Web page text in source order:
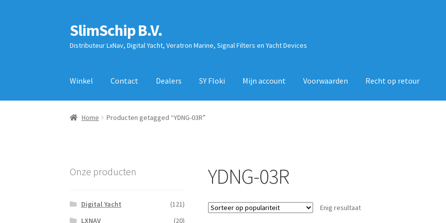
Ga
door
naar
Ga
naar
de
SlimSchip B.V.
Distributeur LxNav, Digital Yacht, Veratron Marine, Signal Filters en Yacht Devices
Winkel Contact Dealers SY Floki Mijn account Voorwaarden Recht op retour
Home Producten getagged “YDNG-03R”
YDNG-03R
Enig resultaat
Onze producten
Digital Yacht
(121)
LXNAV
(20)